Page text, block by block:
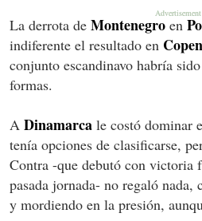
La derrota de Montenegro en
indiferente el resultado en
conjunto escandinavo habría
formas.
A Dinamarca le costó dominar
tenía opciones de clasificarse,
Contra -que debutó con victoria
pasada jornada- no regaló nada,
y mordiendo en la presión,